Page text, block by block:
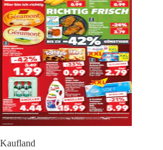
Kaufland